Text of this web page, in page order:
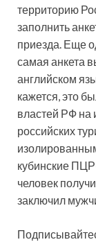
территорию
заполнить
приезда. Еще
самая анкета
английском
кажется, это
властей РФ на
российских
кубинские
человек
заключил